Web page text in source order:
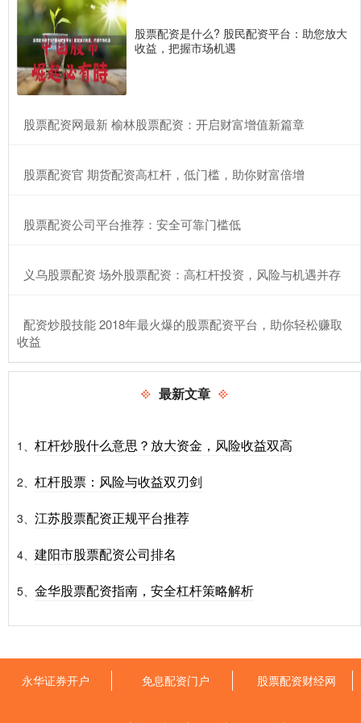
股票配资是什么? 股民配资平台：助您放大
收益，把握市场机遇
​股票配资网最新 榆林股票配资：开启财富增值新篇章
​股票配资官 期货配资高杠杆，低门槛，助你财富倍增
​股票配资公司平台推荐：安全可靠门槛低
​义乌股票配资 场外股票配资：高杠杆投资，风险与机遇并存
​配资炒股技能 2018年最火爆的股票配资平台，助你轻松赚取
收益
最新文章
1、 杠杆炒股什么意思？放大资金，风险收益双高
2、 杠杆股票：风险与收益双刃剑
3、 江苏股票配资正规平台推荐
4、 建阳市股票配资公司排名
5、 金华股票配资指南，安全杠杆策略解析
永华证券开户 免息配资门户 股票配资财经网